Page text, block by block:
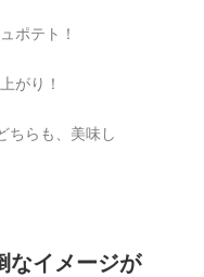
ポテト！
がり！
ちらも、美味し
なイメージが